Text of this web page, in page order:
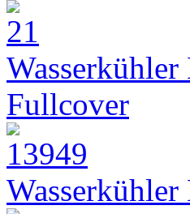
Fullcover